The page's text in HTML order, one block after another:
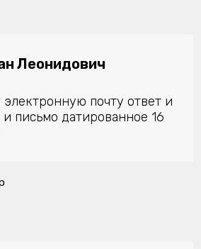
Леонидович
почту ответ и
письмо датированное 16